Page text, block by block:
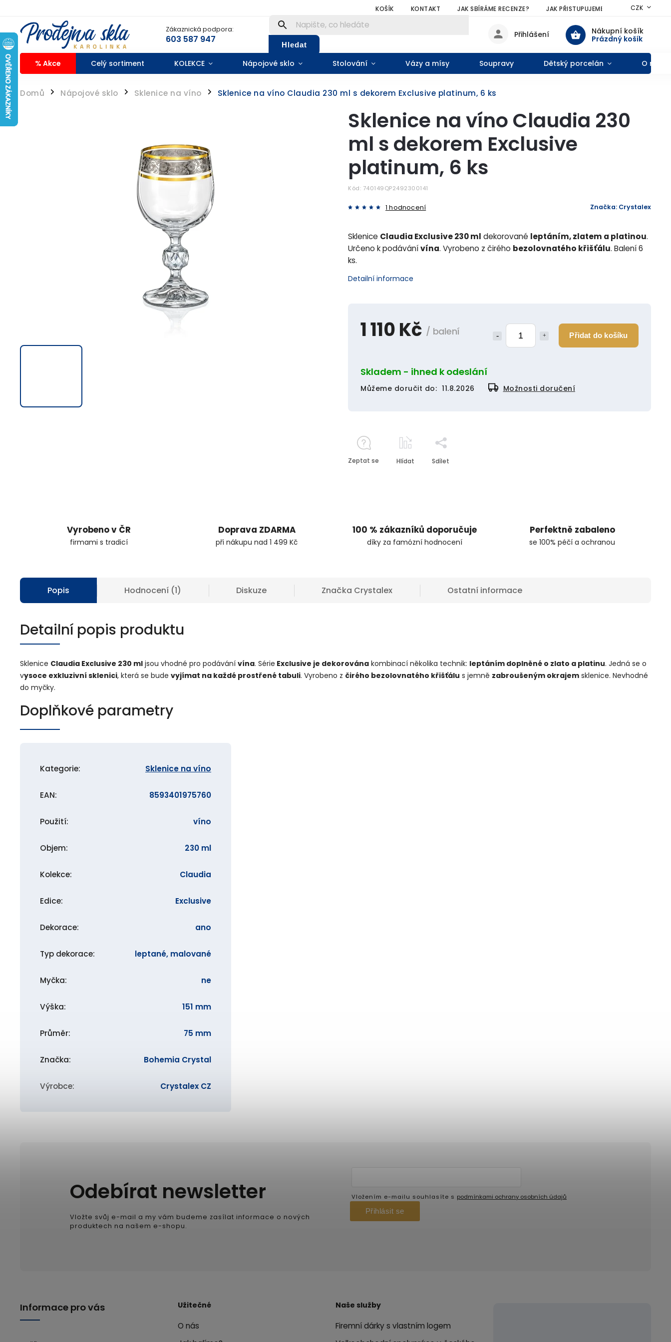
KOŠÍK KONTAKT JAK SBÍRÁME RECENZE? JAK PŘISTUPUJEME KE SLEVÁM?
CZK
Zákaznická podpora:
603 587 947 Hledat
Nákupní košík
Prázdný košík
Přihlášení
% Akce Celý sortiment KOLEKCE Nápojové sklo Stolování Vázy a mísy Soupravy Dětský porcelán O nás
Domů / Nápojové sklo / Sklenice na víno / Sklenice na víno Claudia 230 ml s dekorem Exclusive platinum, 6 ks
1 110 Kč / balení Přidat do košíku
Skladem - ihned k odeslání
Můžeme doručit do: 11.8.2026 Možnosti doručení
Sklenice na víno Claudia 230
ml s dekorem Exclusive
platinum, 6 ks
Kód: 740149QP2492300141
1 hodnocení Značka: Crystalex
Sklenice Claudia Exclusive 230 ml dekorované leptáním, zlatem a platinou.
Určeno k podávánívína. Vyrobeno z čirého bezolovnatého křišťálu. Balení 6
ks.
Detailní informace
Zeptat se Hlídat Sdílet
Vyrobeno v ČR
firmami s tradicí
Doprava ZDARMA
při nákupu nad 1 499 Kč
100 % zákazníků doporučuje
díky za famózní hodnocení
Perfektně zabaleno
se 100% péčí a ochranou
Popis Hodnocení (1) Diskuze Značka Crystalex Ostatní informace
Detailní popis produktu
Sklenice Claudia Exclusive 230 ml jsou vhodné pro podávání vína. Série Exclusive je dekorována kombinací několika technik: leptáním doplněné o zlato a platinu. Jedná se o
vysoce exkluzivní sklenici, která se bude vyjímat na každé prostřené tabuli. Vyrobeno z čirého bezolovnatého křišťálu s jemně zabroušeným okrajem sklenice. Nevhodné
do myčky.
Doplňkové parametry
Kategorie: Sklenice na víno
EAN: 8593401975760
Použití: víno
Objem: 230 ml
Kolekce: Claudia
Edice: Exclusive
Dekorace: ano
Typ dekorace: leptané, malované
Myčka: ne
Výška: 151 mm
Průměr: 75 mm
Značka: Bohemia Crystal
Výrobce: Crystalex CZ
Odebírat newsletter
Vložte svůj e-mail a my vám budeme zasílat informace o nových
produktech na našem e-shopu.
Vložením e-mailu souhlasíte s podmínkami ochrany osobních údajů
Přihlásit se
Informace pro vás Užitečné
O nás
Naše služby
Firemní dárky s vlastním logem